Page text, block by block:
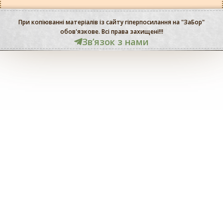
При копіюванні матеріалів із сайту гіперпосилання на "ЗаБор"
обов'язкове. Всі права захищені!!!
Звʼязок з нами